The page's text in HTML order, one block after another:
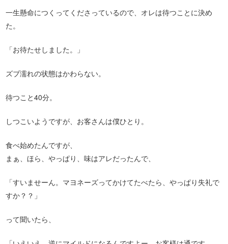
一生懸命につくってくださっているので、オレは待つことに決め
た。
「お待たせしました。」
ズブ濡れの状態はかわらない。
待つこと40分。
しつこいようですが、お客さんは僕ひとり。
食べ始めたんですが、
まぁ、ほら、やっぱり、味はアレだったんで、
「すいませーん。マヨネーズってかけてたべたら、やっぱり失礼で
すか？？」
って聞いたら、